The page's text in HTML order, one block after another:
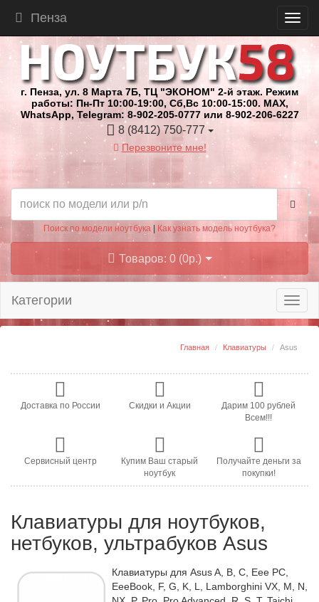
Пенза
г. Пенза, ул. 8 Марта 7Б, ТЦ "ЭКОНОМ" 2-й этаж. Режим
работы: Пн-Пт 10:00-19:00, Сб,Вс 10:00-15:00. MAX,
WhatsApp, Telegram: 8-902-205-0777 или 8-902-206-6227
8 (8412) 750-777
Перезвоните мне!
Поиск по модели ноутбука Как узнать модель ноутбука?
Товаров: 0 (0р.)
Категории
Главная Клавиатуры Asus
Доставка по России Скидки и Акции
Дарим 100 рублей
Всем!!!
Сервисный центр
Купим Ваш старый
ноутбук
Получайте деньги за
покупки!
Клавиатуры для ноутбуков,
нетбуков, ультрабуков Asus
Клавиатуры для Asus A, B, C, Eee PC,
EeeBook, F, G, K, L, Lamborghini VX, M, N,